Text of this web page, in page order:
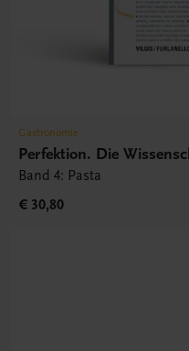
Gastronomie
Perfektion. Die
Band 4: Pasta
€ 30,80